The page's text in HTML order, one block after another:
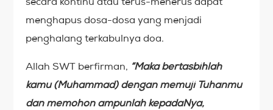
menghapus dosa-dosa yang menjadi
penghalang terkabulnya doa.
Allah SWT berfirman, “Maka bertasbihlah
kamu (Muhammad) dengan memuji Tuhanmu
dan memohon ampunlah kepadaNya,